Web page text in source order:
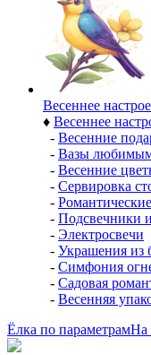
Весеннее
♦ Весеннее
- Весенние
- Вазы
- Весенние
- Сервировка
-
- Подсвечники
- Электросвечи
- Украшения из
- Симфония
- Садовая
- Весенняя
Ёлка по параметрамНа